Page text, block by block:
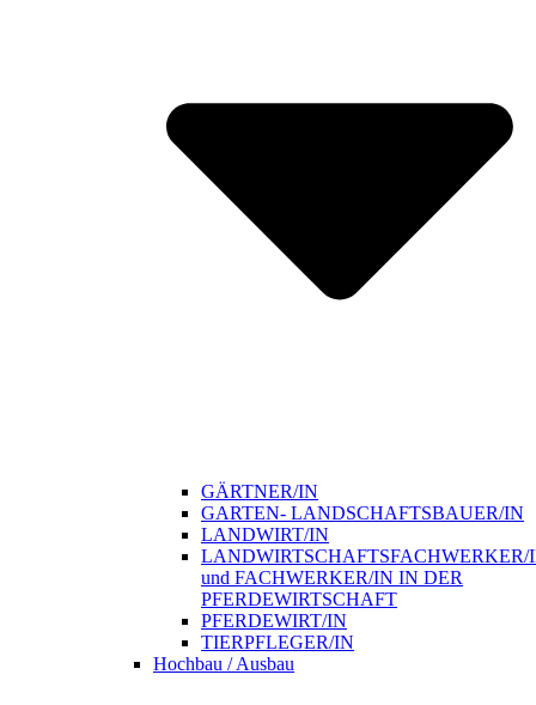
GÄRTNER/IN
GARTEN- LANDSCHAFTSBAUER/IN
LANDWIRT/IN
LANDWIRTSCHAFTSFACHWERKER/
und FACHWERKER/IN IN DER
PFERDEWIRTSCHAFT
PFERDEWIRT/IN
TIERPFLEGER/IN
Hochbau / Ausbau